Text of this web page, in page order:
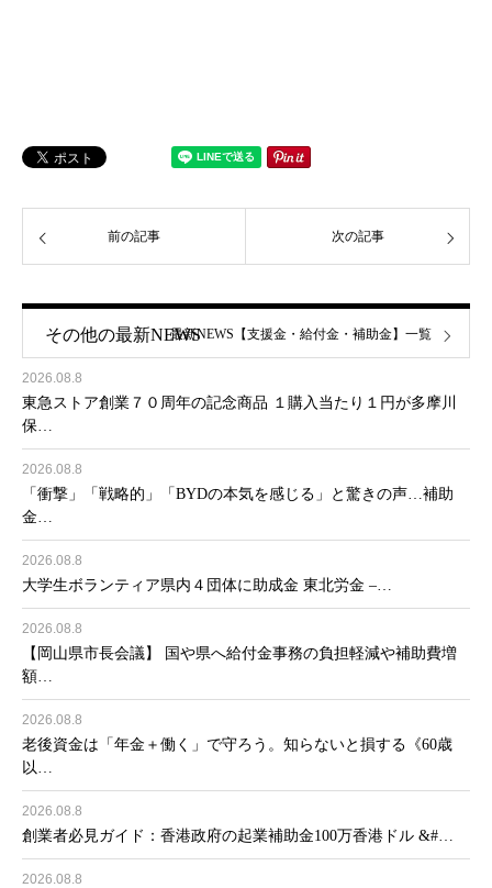
前の記事 次の記事
その他の最新NEWS
2026.08.8
東急ストア創業７０周年の記念商品 １購入当たり１円が多摩川
保…
2026.08.8
「衝撃」「戦略的」「BYDの本気を感じる」と驚きの声…補助
金…
2026.08.8
大学生ボランティア県内４団体に助成金 東北労金 –…
2026.08.8
【岡山県市長会議】 国や県へ給付金事務の負担軽減や補助費増
額…
2026.08.8
老後資金は「年金＋働く」で守ろう。知らないと損する《60歳
以…
2026.08.8
創業者必見ガイド：香港政府の起業補助金100万香港ドル &#…
2026.08.8
最新NEWS【支援金・給付金・補助金】一覧